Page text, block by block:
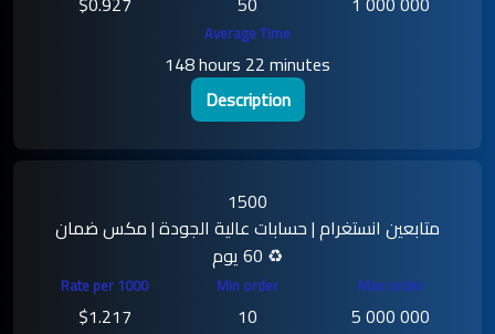
148 hours 22 minutes
Description
1500
متابعين انستغرام | حسابات عالية الجودة | مكس ضمان
60 يوم ♻️
$1.217
10 5 000 000